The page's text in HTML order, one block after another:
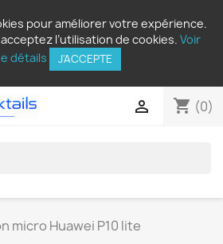
pour améliorer votre expérience.
l’utilisation de cookies. Voir
détails
J'ACCEPTE
shopping_cart (0)

micro Huawei P10 lite